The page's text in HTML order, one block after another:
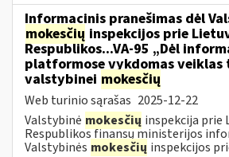
Informacinis pranešimas dėl
mokesčių inspekcijos prie
Respublikos...VA-95 „Dėl
platformose vykdomas veiklas
valstybinei mokesčių
Web turinio sąrašas 2025-12-22
Valstybinė mokesčių inspekcija prie
Respublikos finansų ministerijos
Valstybinės mokesčių inspekcijos